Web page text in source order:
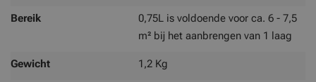
Bereik
0,75L is voldoende voor ca. 6 - 7,5
m² bij het aanbrengen van 1 laag
Gewicht 1,2 Kg